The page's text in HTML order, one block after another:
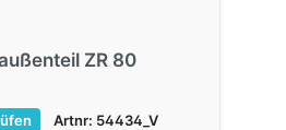
ZR 80
Artnr: 54434_V